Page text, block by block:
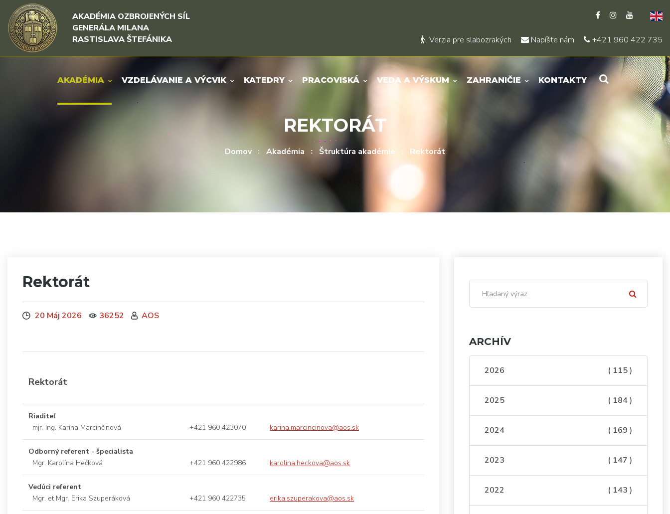
Rovno na obsah
Rovno na menu
AKADÉMIA OZBROJENÝCH SÍL
GENERÁLA MILANA
RASTISLAVA ŠTEFÁNIKA
Verzia pre slabozrakých Napíšte nám +421 960 422 735
AKADÉMIA VZDELÁVANIE A VÝCVIK KATEDRY PRACOVISKÁ VEDA A VÝSKUM ZAHRANIČIE KONTAKTY
REKTORÁT
Domov Akadémia Štruktúra akadémie Rektorát
Rektorát
20 Máj 2026 36252 AOS
Rektorát
Riaditeľ
mjr. Ing. Karina Marcinčinová
+421 960 423070 karina.marcincinova@aos.sk
Odborný referent - špecialista
Mgr. Karolína Hečková
+421 960 422986 karolina.heckova@aos.sk
Vedúci referent
Mgr. et Mgr. Erika Szuperáková
+421 960 422735 erika.szuperakova@aos.sk
ARCHÍV
2026 ( 115 )
2025 ( 184 )
2024 ( 169 )
2023 ( 147 )
2022 ( 143 )